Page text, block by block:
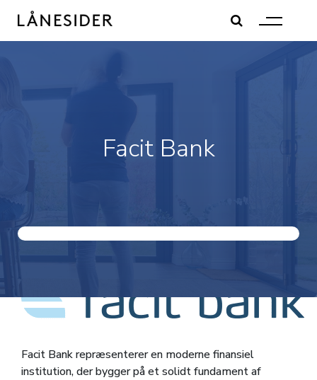
content
Facit Bank
Facit Bank repræsenterer en moderne finansiel
institution, der bygger på et solidt fundament af